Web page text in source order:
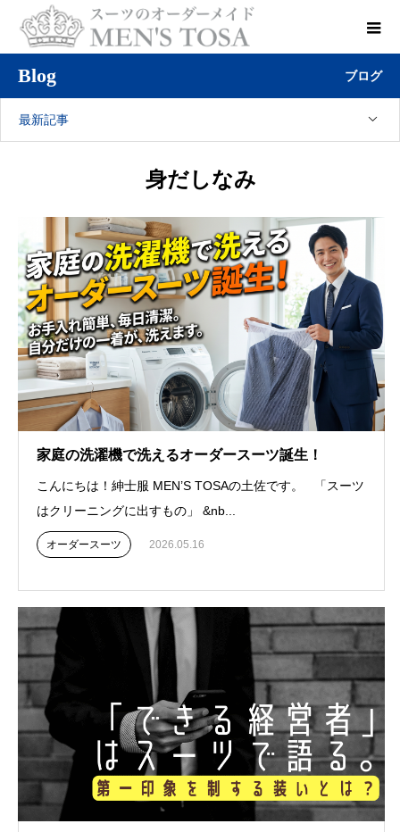
Blog ブログ
最新記事
身だしなみ
家庭の洗濯機で洗えるオーダースーツ誕生！
こんにちは！紳士服 MEN’S TOSAの土佐です。 「スーツ
はクリーニングに出すもの」 &nb...
オーダースーツ 2026.05.16